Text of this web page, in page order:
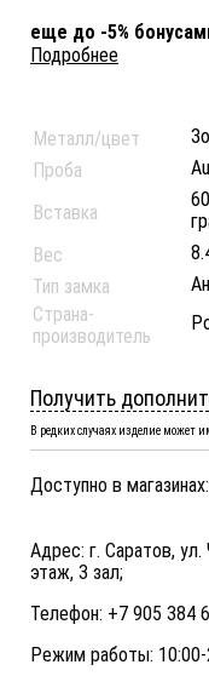
еще до -5%
Подробнее
Металл/цвет
Проба
Вставка
Вес
Тип замка
Страна-
производитель
Получить
В редких случаях изделие может
Доступно в магазинах:
Адрес: г. Саратов,
этаж, 3 зал;
Телефон: +7 905 384
Режим работы: 10:00-